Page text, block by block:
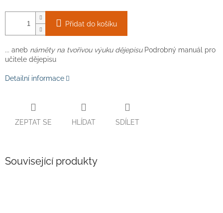
Přidat do košíku
... aneb náměty na tvořivou výuku dějepisuPodrobný manuál pro
učitele dějepisu
Detailní informace
ZEPTAT SE HLÍDAT SDÍLET
Související produkty